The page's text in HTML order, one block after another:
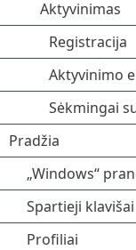
Aktyvinimas
Registracija
Aktyvinimo
Sėkmingai
Pradžia
„Windows“
Spartieji klavišai
Profiliai